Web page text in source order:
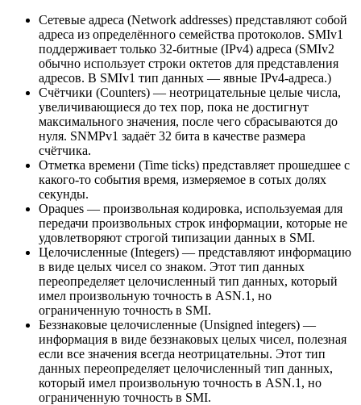
Сетевые адреса (Network addresses) представляют собой
адреса из определённого семейства протоколов. SMIv1
поддерживает только 32-битные (IPv4) адреса (SMIv2
обычно использует строки октетов для представления
адресов. В SMIv1 тип данных — явные IPv4-адреса.)
Счётчики (Counters) — неотрицательные целые числа,
увеличивающиеся до тех пор, пока не достигнут
максимального значения, после чего сбрасываются до
нуля. SNMPv1 задаёт 32 бита в качестве размера
счётчика.
Отметка времени (Time ticks) представляет прошедшее с
какого-то события время, измеряемое в сотых долях
секунды.
Opaques — произвольная кодировка, используемая для
передачи произвольных строк информации, которые не
удовлетворяют строгой типизации данных в SMI.
Целочисленные (Integers) — представляют информацию
в виде целых чисел со знаком. Этот тип данных
переопределяет целочисленный тип данных, который
имел произвольную точность в ASN.1, но
ограниченную точность в SMI.
Беззнаковые целочисленные (Unsigned integers) —
информация в виде беззнаковых целых чисел, полезная
если все значения всегда неотрицательны. Этот тип
данных переопределяет целочисленный тип данных,
который имел произвольную точность в ASN.1, но
ограниченную точность в SMI.